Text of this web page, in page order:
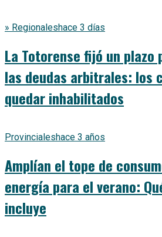
» Regionaleshace 3 días
La Totorense fijó un
las deudas arbitrales: los
quedar inhabilitados
Provincialeshace 3 años
Amplían el tope de
energía para el verano:
incluye